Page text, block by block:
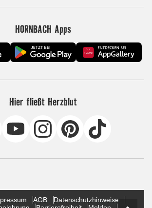
HORNBACH Apps
Hier fließt Herzblut
AGB
Datenschutzhinweise